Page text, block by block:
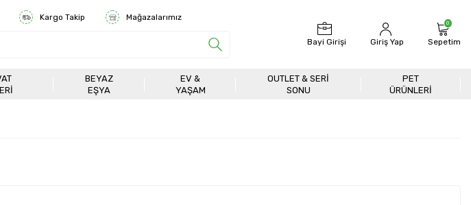
Kargo Takip Mağazalarımız
Bayi Girişi Giriş Yap
0
Sepetim
BEYAZ
EŞYA
EV &
YAŞAM
OUTLET & SERI
SONU
PET
ÜRÜNLERİ